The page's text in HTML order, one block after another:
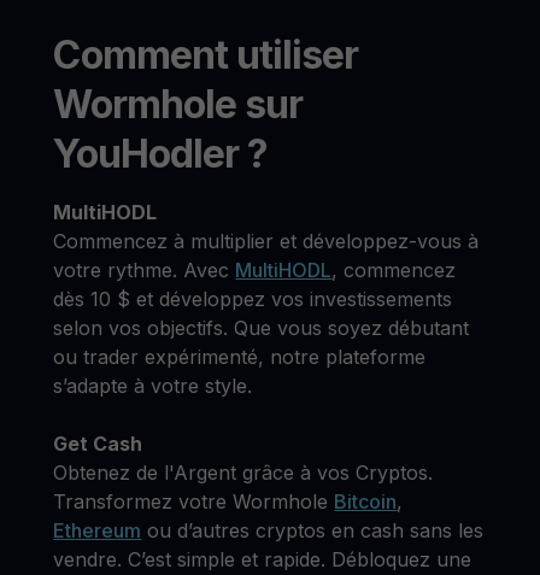
Comment utiliser
Wormhole sur
YouHodler ?
MultiHODL
Commencez à multiplier et développez-vous à
votre rythme. Avec MultiHODL, commencez
dès 10 $ et développez vos investissements
selon vos objectifs. Que vous soyez débutant
ou trader expérimenté, notre plateforme
s’adapte à votre style.
Get Cash
Obtenez de l'Argent grâce à vos Cryptos.
Transformez votre Wormhole Bitcoin,
Ethereum ou d’autres cryptos en cash sans les
vendre. C’est simple et rapide. Débloquez une